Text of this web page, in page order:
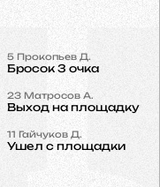
5 Прокопьев Д.
Бросок 3 очка
23 Матросов А.
Выход на площадку
11 Гайчуков Д.
Ушел с площадки